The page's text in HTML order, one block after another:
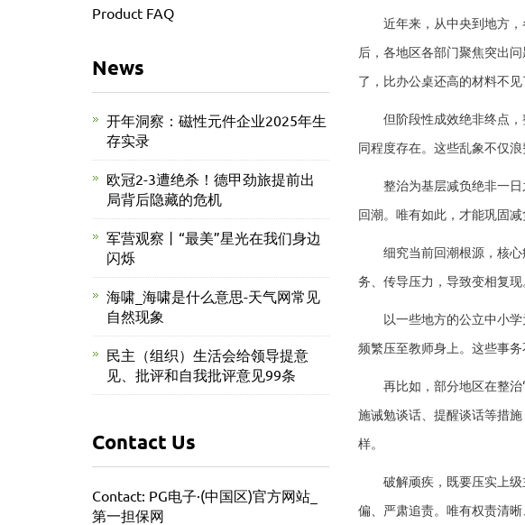
近年来，从中央到地方，
后，各地区各部门聚焦突出
了，比办公桌还高的材料不见
但阶段性成效绝非终点，
同程度存在。这些乱象不仅
整治为基层减负绝非一日
回潮。唯有如此，才能巩固
细究当前回潮根源，核心
务、传导压力，导致变相复现
以一些地方的公立中小学
频繁压至教师身上。这些事
再比如，部分地区在整治“
施诫勉谈话、提醒谈话等措
样。
破解顽疾，既要压实上级
偏、严肃追责。唯有权责清
Product FAQ
News
开年洞察：磁性元件企业2025年生
存实录
欧冠2-3遭绝杀！德甲劲旅提前出
局背后隐藏的危机
军营观察丨“最美”星光在我们身边
闪烁
海啸_海啸是什么意思-天气网常见
自然现象
民主（组织）生活会给领导提意
见、批评和自我批评意见99条
Contact Us
Contact: PG电子·(中国区)官方网站_
第一担保网